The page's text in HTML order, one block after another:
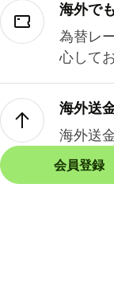
海外で
為替レ
心して
海外送
海外送
会員登録